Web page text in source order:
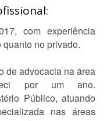
com experiência
no privado.
de advocacia na área
por um ano.
Público, atuando
nas áreas